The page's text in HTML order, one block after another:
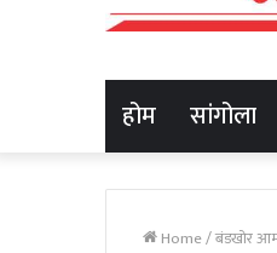
होम सांगोला
Home/बंडखोर